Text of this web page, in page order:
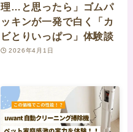
理…と思ったら」ゴムパ
ッキンが一発で白く「カ
ビとりいっぱつ」体験談
2026年4月1日